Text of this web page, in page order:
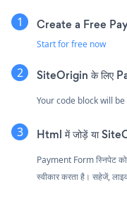
Create a Free
Start for free now
SiteOrigin के लिए
Your code block will
Html में जोड़ें या
Payment Form स्निपेट
स्वीकार करता है। सहेजें,